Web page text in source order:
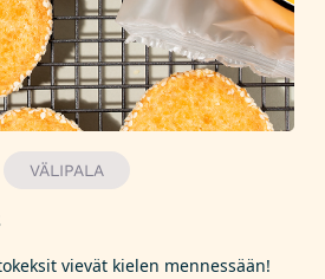
VÄLIPALA
vievät kielen mennessään!